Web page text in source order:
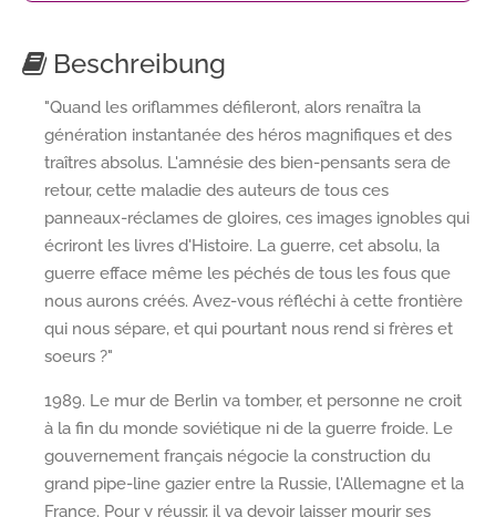
Beschreibung
"Quand les oriflammes défileront, alors renaîtra la
génération instantanée des héros magnifiques et des
traîtres absolus. L'amnésie des bien-pensants sera de
retour, cette maladie des auteurs de tous ces
panneaux-réclames de gloires, ces images ignobles qui
écriront les livres d'Histoire. La guerre, cet absolu, la
guerre efface même les péchés de tous les fous que
nous aurons créés. Avez-vous réfléchi à cette frontière
qui nous sépare, et qui pourtant nous rend si frères et
soeurs ?"
1989. Le mur de Berlin va tomber, et personne ne croit
à la fin du monde soviétique ni de la guerre froide. Le
gouvernement français négocie la construction du
grand pipe-line gazier entre la Russie, l'Allemagne et la
France. Pour y réussir, il va devoir laisser mourir ses